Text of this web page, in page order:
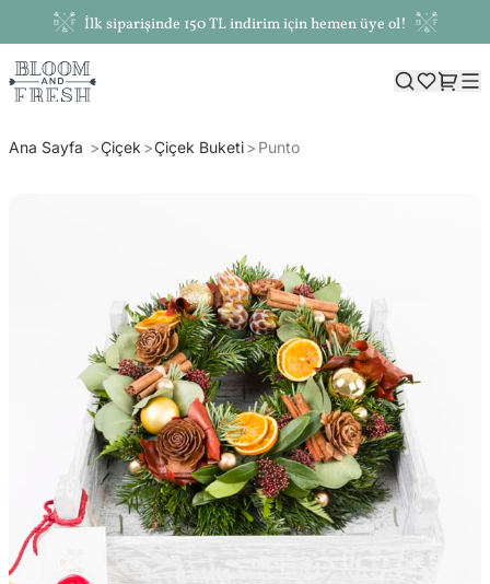
İlk siparişinde 150 TL indirim için hemen üye ol!
Ana Sayfa Çiçek Çiçek Buketi Punto